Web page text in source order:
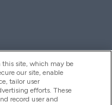
this site, which may be
our site, enable
tailor user
efforts. These
record user and